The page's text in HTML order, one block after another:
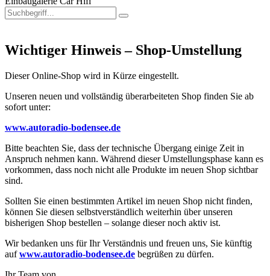
Wichtiger Hinweis – Shop-Umstellung
Dieser Online-Shop wird in Kürze eingestellt.
Unseren neuen und vollständig überarbeiteten Shop finden Sie ab
sofort unter:
www.autoradio-bodensee.de
Bitte beachten Sie, dass der technische Übergang einige Zeit in
Anspruch nehmen kann. Während dieser Umstellungsphase kann es
vorkommen, dass noch nicht alle Produkte im neuen Shop sichtbar
sind.
Sollten Sie einen bestimmten Artikel im neuen Shop nicht finden,
können Sie diesen selbstverständlich weiterhin über unseren
bisherigen Shop bestellen – solange dieser noch aktiv ist.
Wir bedanken uns für Ihr Verständnis und freuen uns, Sie künftig
aufwww.autoradio-bodensee.de begrüßen zu dürfen.